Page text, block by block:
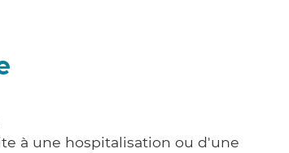
à une hospitalisation ou d'une